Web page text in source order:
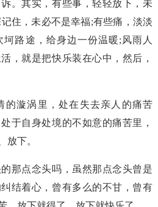
。其实，有些事，轻轻放下，未
住，未必不是幸福;有些痛，淡淡
路途，给身边一份温暖;风雨人
，就是把快乐装在心中，然后，
的漩涡里，处在失去亲人的痛苦
于自身处境的不如意的痛苦里，
放下。
那点念头吗，虽然那点念头曾是
结着心，曾有多么的不甘，曾有